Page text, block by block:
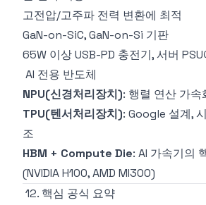
고전압/고주파 전력 변환에 최적
GaN-on-SiC, GaN-on-Si 기판
65W 이상 USB-PD 충전기, 서버
AI 전용 반도체
NPU(신경처리장치): 행렬 연산 가속
TPU(텐서처리장치): Google 설계,
조
HBM + Compute Die: AI 가속기의
(NVIDIA H100, AMD MI300)
12. 핵심 공식 요약